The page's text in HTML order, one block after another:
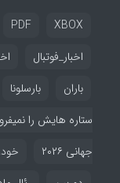
PDF XBOX
اخبار_فوتبال
باران
بارسلونا
ستاره هایش را
جهانی ۲۰۲۶